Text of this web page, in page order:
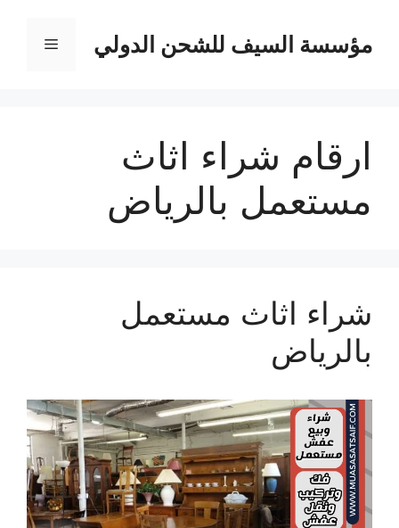
المحتوىمؤسسة السيف للشحن الدولي القائمة
ارقام شراء اثاث
مستعمل بالرياض
شراء اثاث مستعمل
بالرياض